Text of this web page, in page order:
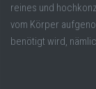
reines und
vom Körper
benötigt wird,